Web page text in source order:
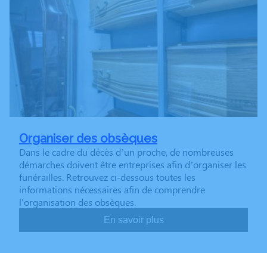
Organiser des obsèques
Dans le cadre du décès d’un proche, de nombreuses
démarches doivent être entreprises afin d’organiser les
funérailles. Retrouvez ci-dessous toutes les
informations nécessaires afin de comprendre
l'organisation des obsèques.
En savoir plus